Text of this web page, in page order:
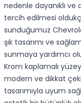
nedenle dayanıklı
tercih edilmesi
sunduğumuz
şık tasarımı ve
sunmaya yardımcı
Krom kaplamalı
modern ve dikkat
tasarımıyla uyum